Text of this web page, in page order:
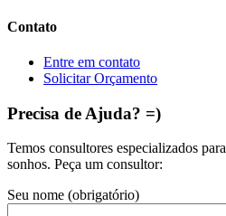
Contato
Entre em contato
Solicitar Orçamento
Precisa de Ajuda? =)
Temos consultores especializados
sonhos. Peça um consultor:
Seu nome (obrigatório)